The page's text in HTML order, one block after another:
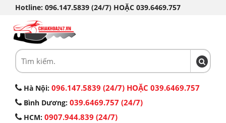
Hotline: 096.147.5839 (24/7) HOẶC 039.6469.757
Hà Nội: 096.147.5839 (24/7) HOẶC 039.6469.757
Bình Dương: 039.6469.757 (24/7)
HCM: 0907.944.839 (24/7)